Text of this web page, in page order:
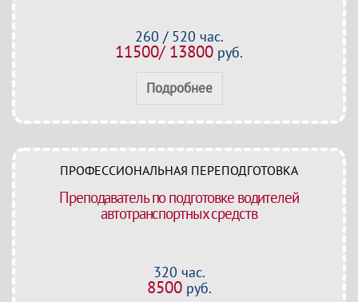
260 / 520 час.
11500/ 13800 руб.
Подробнее
ПРОФЕССИОНАЛЬНАЯ ПЕРЕПОДГОТОВКА
Преподаватель по подготовке водителей
автотранспортных средств
320 час.
8500руб.